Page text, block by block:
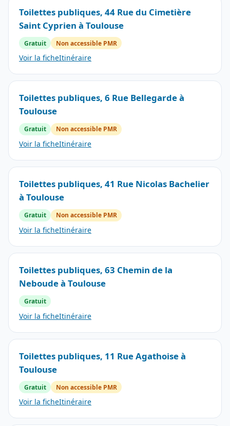
Toilettes publiques, 44 Rue du Cimetière
Saint Cyprien à Toulouse
Gratuit Non accessible PMR
Voir la ficheItinéraire
Toilettes publiques, 6 Rue Bellegarde à
Toulouse
Gratuit Non accessible PMR
Voir la ficheItinéraire
Toilettes publiques, 41 Rue Nicolas Bachelier
à Toulouse
Gratuit Non accessible PMR
Voir la ficheItinéraire
Toilettes publiques, 63 Chemin de la
Neboude à Toulouse
Gratuit
Voir la ficheItinéraire
Toilettes publiques, 11 Rue Agathoise à
Toulouse
Gratuit Non accessible PMR
Voir la ficheItinéraire